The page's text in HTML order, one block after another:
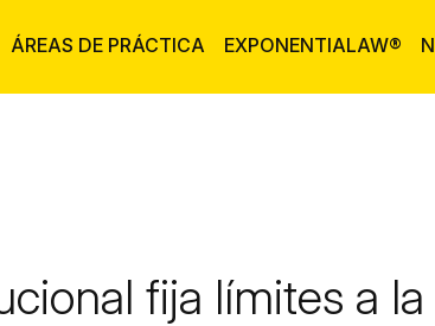
ÁREAS DE PRÁCTICA EXPONENTIALAW®
fija límites a la